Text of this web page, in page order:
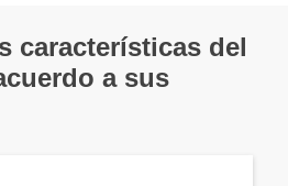
características del
a sus